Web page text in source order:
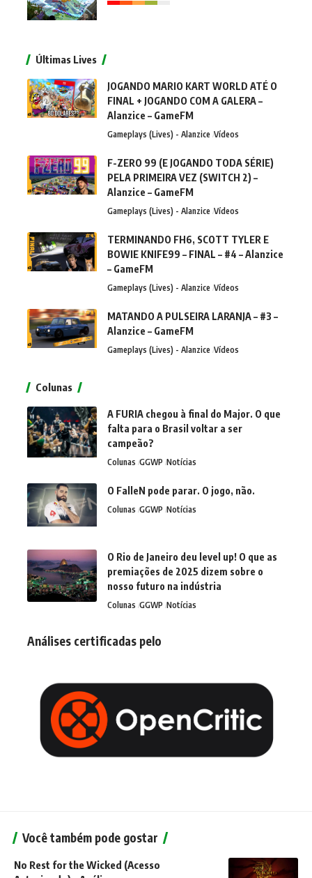
Últimas Lives
JOGANDO MARIO KART WORLD ATÉ O
FINAL + JOGANDO COM A GALERA –
Alanzice – GameFM
Gameplays (Lives) - Alanzice Vídeos
F-ZERO 99 (E JOGANDO TODA SÉRIE)
PELA PRIMEIRA VEZ (SWITCH 2) –
Alanzice – GameFM
Gameplays (Lives) - Alanzice Vídeos
TERMINANDO FH6, SCOTT TYLER E
BOWIE KNIFE99 – FINAL – #4 – Alanzice
– GameFM
Gameplays (Lives) - Alanzice Vídeos
MATANDO A PULSEIRA LARANJA – #3 –
Alanzice – GameFM
Gameplays (Lives) - Alanzice Vídeos
Colunas
A FURIA chegou à final do Major. O que
falta para o Brasil voltar a ser
campeão?
Colunas GGWP Notícias
O FalleN pode parar. O jogo, não.
Colunas GGWP Notícias
O Rio de Janeiro deu level up! O que as
premiações de 2025 dizem sobre o
nosso futuro na indústria
Colunas GGWP Notícias
Análises certificadas pelo
Você também pode gostar
No Rest for the Wicked (Acesso